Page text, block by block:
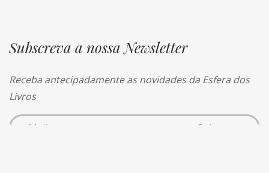
Subscreva a nossa Newsletter
Receba antecipadamente as novidades da Esfera dos
Livros